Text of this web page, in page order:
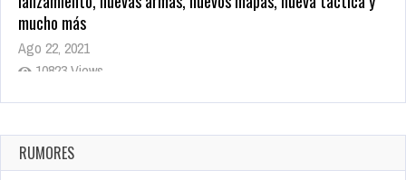
mucho más
Ago 22, 2021
10823 Views
La configuración de Call of Duty 2021 aparentemente ya fue
Ago 8, 2021
10008 Views
RUMORES